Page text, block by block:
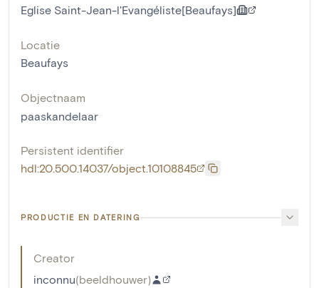
Eglise Saint-Jean-l'Evangéliste[Beaufays]
Locatie
Beaufays
Objectnaam
paaskandelaar
Persistent identifier
hdl:20.500.14037/object.10108845
PRODUCTIE EN DATERING
Creator
inconnu(beeldhouwer)